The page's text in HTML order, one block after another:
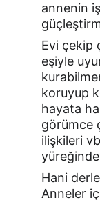
annenin
Evi çekip
eşiyle
koruyup
hayata
görümce
ilişkileri
Hani
Anneler